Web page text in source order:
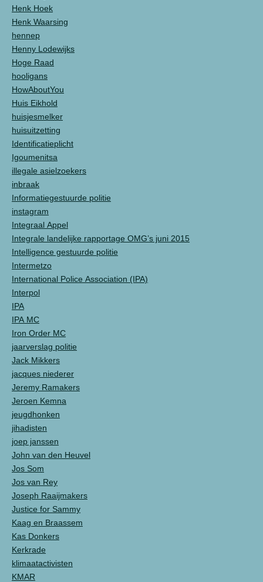
Henk Hoek
Henk Waarsing
hennep
Henny Lodewijks
Hoge Raad
hooligans
HowAboutYou
Huis Eikhold
huisjesmelker
huisuitzetting
Identificatieplicht
Igoumenitsa
illegale asielzoekers
inbraak
Informatiegestuurde politie
instagram
Integraal Appel
Integrale landelijke rapportage OMG’s juni 2015
Intelligence gestuurde politie
Intermetzo
International Police Association (IPA)
Interpol
IPA
IPA MC
Iron Order MC
jaarverslag politie
Jack Mikkers
jacques niederer
Jeremy Ramakers
Jeroen Kemna
jeugdhonken
jihadisten
joep janssen
John van den Heuvel
Jos Som
Jos van Rey
Joseph Raaijmakers
Justice for Sammy
Kaag en Braassem
Kas Donkers
Kerkrade
klimaatactivisten
KMAR